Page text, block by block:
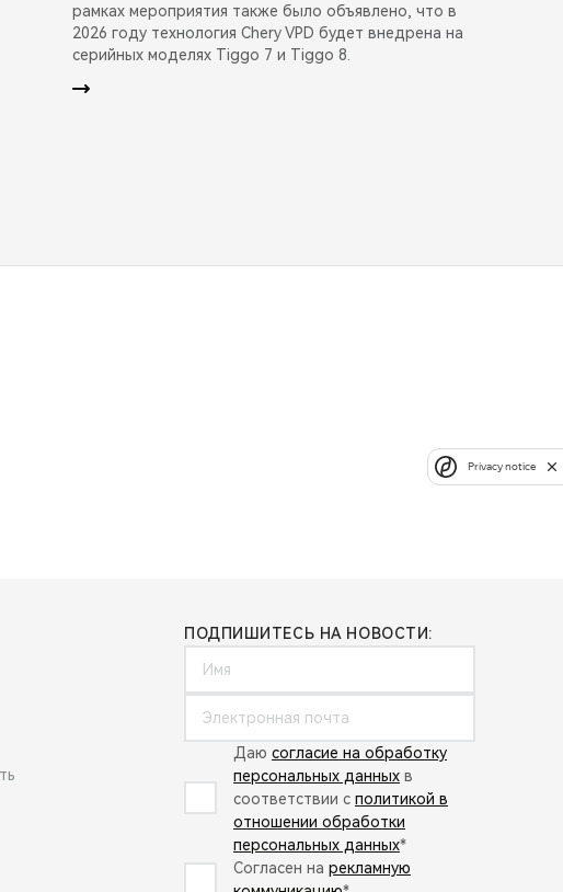
рамках мероприятия также было объявлено, что в
2026 году технология Chery VPD будет внедрена на
серийных моделях Tiggo 7 и Tiggo 8.
ПОДПИШИТЕСЬ НА НОВОСТИ:
Даю согласие на обработку
персональных данных в
соответствии с политикой в
отношении обработки
персональных данных*
Согласен на рекламную
Privacy notice